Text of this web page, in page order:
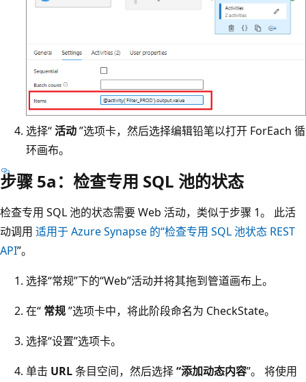
选择“活动”选项卡，然后选择编辑铅笔以打开 ForEach 循
环画布。
步骤 5a：检查专用 SQL 池的状态
检查专用 SQL 池的状态需要 Web 活动，类似于步骤 1。 此活
动调用 适用于 Azure Synapse 的“检查专用 SQL 池状态 REST
API”。
选择“常规”下的“Web”活动并将其拖到管道画布上。
在“ 常规”选项卡中，将此阶段命名为 CheckState。
选择“设置”选项卡。
单击 URL条目空间，然后选择“添加动态内容”。 将使用